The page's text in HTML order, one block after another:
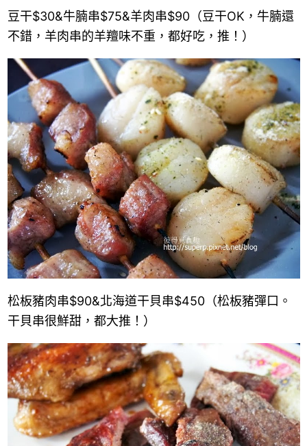
豆干$30&牛腩串$75&羊肉串$90（豆干OK，牛腩還
不錯，羊肉串的羊羶味不重，都好吃，推！）
松板豬肉串$90&北海道干貝串$450（松板豬彈口。
干貝串很鮮甜，都大推！）